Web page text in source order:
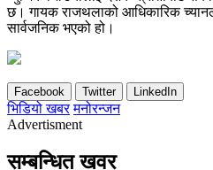
छ। गायक राजथलाको आधिकारिक
सार्वजनिक भएको हो।
Facebook Twitter LinkedIn
भिडियो खबर मनोरन्जन
Advertisment
सम्बन्धित खवर